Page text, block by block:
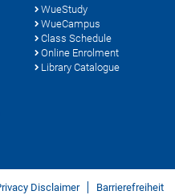
WueStudy
WueCampus
Class Schedule
Online Enrolment
Library Catalogue
Disclaimer Barrierefreiheit